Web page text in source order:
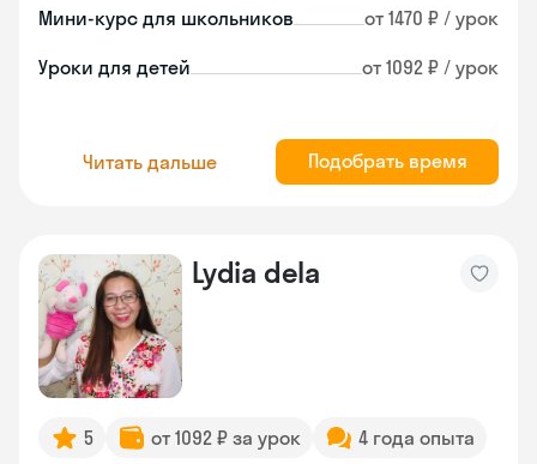
Мини-курс для школьников от 1470 ₽ / урок
Уроки для детей от 1092 ₽ / урок
Читать дальше Подобрать время
Lydia dela
5 от 1092 ₽ за урок 4 года опыта